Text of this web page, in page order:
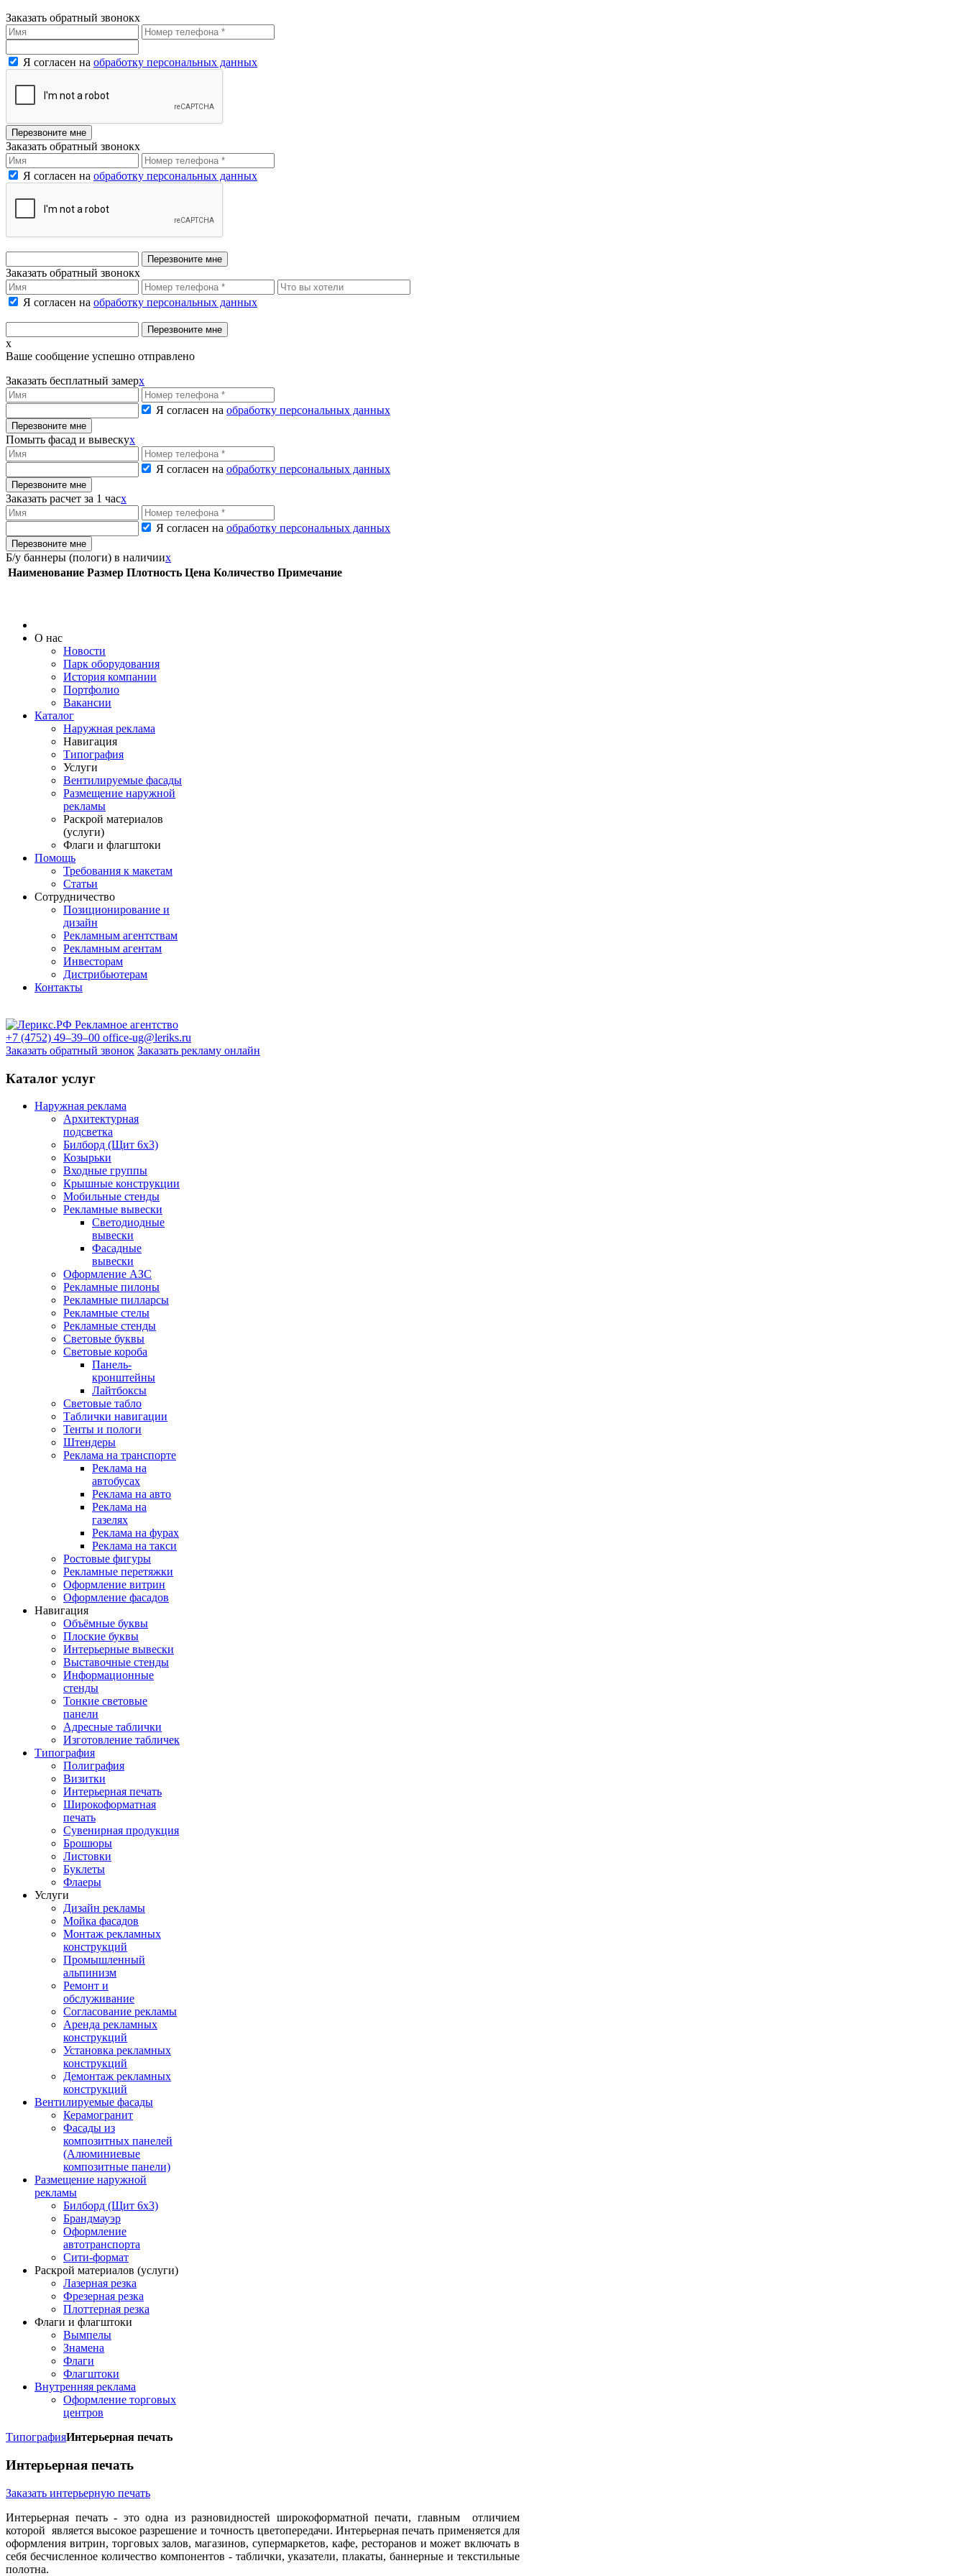
Заказать обратный звонокx
Я согласен на обработку персональных данных
Заказать обратный звонокx
Я согласен на обработку персональных данных
Заказать обратный звонокx
Я согласен на обработку персональных данных
x
Ваше сообщение успешно отправлено
Заказать бесплатный замерx
Я согласен на обработку персональных данных
Помыть фасад и вывескуx
Я согласен на обработку персональных данных
Заказать расчет за 1 часx
Я согласен на обработку персональных данных
Б/у баннеры (пологи) в наличииx
Наименование Размер Плотность Цена Количество Примечание
О нас
Новости
Парк оборудования
История компании
Портфолио
Вакансии
Каталог
Наружная реклама
Навигация
Типография
Услуги
Вентилируемые фасады
Размещение наружной
рекламы
Раскрой материалов
(услуги)
Флаги и флагштоки
Помощь
Требования к макетам
Статьи
Сотрудничество
Позиционирование и
дизайн
Рекламным агентствам
Рекламным агентам
Инвесторам
Дистрибьютерам
Контакты
+7 (4752) 49–39–00 office-ug@leriks.ru
Заказать обратный звонок Заказать рекламу онлайн
Каталог услуг
Наружная реклама
Архитектурная
подсветка
Билборд (Щит 6x3)
Козырьки
Входные группы
Крышные конструкции
Мобильные стенды
Рекламные вывески
Светодиодные
вывески
Фасадные
вывески
Оформление АЗС
Рекламные пилоны
Рекламные пилларсы
Рекламные стелы
Рекламные стенды
Световые буквы
Световые короба
Панель-
кронштейны
Лайтбоксы
Световые табло
Таблички навигации
Тенты и пологи
Штендеры
Реклама на транспорте
Реклама на
автобусах
Реклама на авто
Реклама на
газелях
Реклама на фурах
Реклама на такси
Ростовые фигуры
Рекламные перетяжки
Оформление витрин
Оформление фасадов
Навигация
Объёмные буквы
Плоские буквы
Интерьерные вывески
Выставочные стенды
Информационные
стенды
Тонкие световые
панели
Адресные таблички
Изготовление табличек
Типография
Полиграфия
Визитки
Интерьерная печать
Широкоформатная
печать
Сувенирная продукция
Брошюры
Листовки
Буклеты
Флаеры
Услуги
Дизайн рекламы
Мойка фасадов
Монтаж рекламных
конструкций
Промышленный
альпинизм
Ремонт и
обслуживание
Согласование рекламы
Аренда рекламных
конструкций
Установка рекламных
конструкций
Демонтаж рекламных
конструкций
Вентилируемые фасады
Керамогранит
Фасады из
композитных панелей
(Алюминиевые
композитные панели)
Размещение наружной
рекламы
Билборд (Щит 6x3)
Брандмауэр
Оформление
автотранспорта
Сити-формат
Раскрой материалов (услуги)
Лазерная резка
Фрезерная резка
Плоттерная резка
Флаги и флагштоки
Вымпелы
Знамена
Флаги
Флагштоки
Внутренняя реклама
Оформление торговых
центров
ТипографияИнтерьерная печать
Интерьерная печать
Заказать интерьерную печать
Интерьерная печать - это одна из разновидностей широкоформатной печати, главным отличием
которой является высокое разрешение и точность цветопередачи. Интерьерная печать применяется для
оформления витрин, торговых залов, магазинов, супермаркетов, кафе, ресторанов и может включать в
себя бесчисленное количество компонентов - таблички, указатели, плакаты, баннерные и текстильные
полотна.